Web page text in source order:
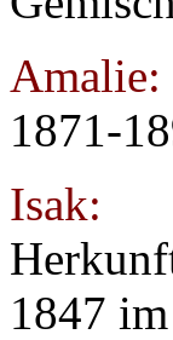
Amalie:
1871-
Isak:
1847